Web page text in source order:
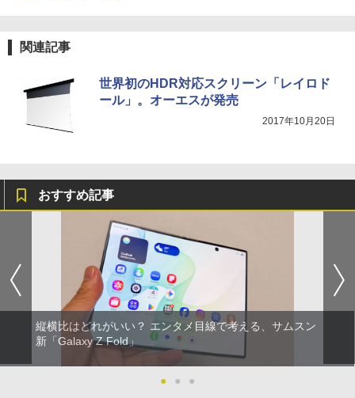
関連記事
世界初のHDR対応スクリーン「レイロド
ール」。オーエスが発売
2017年10月20日
おすすめ記事
縦横比はどれがいい？ エンタメ目線で考える、サムスン
新「Galaxy Z Fold」
● ● ●